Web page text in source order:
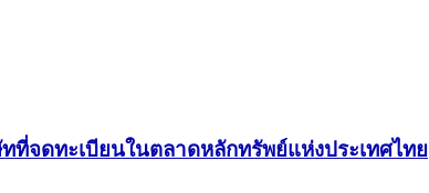
จดทะเบียนในตลาดหลักทรัพย์แห่งประเทศไทย